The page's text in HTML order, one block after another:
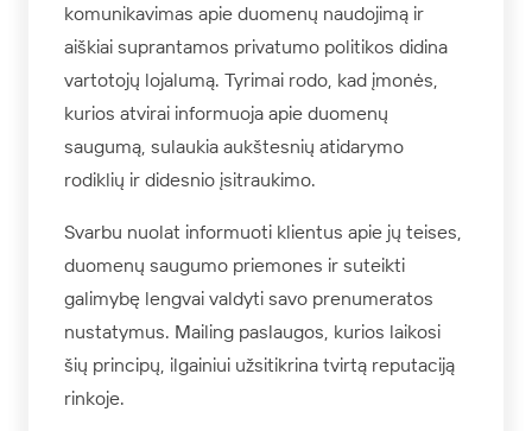
komunikavimas apie duomenų naudojimą ir
aiškiai suprantamos privatumo politikos didina
vartotojų lojalumą. Tyrimai rodo, kad įmonės,
kurios atvirai informuoja apie duomenų
saugumą, sulaukia aukštesnių atidarymo
rodiklių ir didesnio įsitraukimo.
Svarbu nuolat informuoti klientus apie jų teises,
duomenų saugumo priemones ir suteikti
galimybę lengvai valdyti savo prenumeratos
nustatymus. Mailing paslaugos, kurios laikosi
šių principų, ilgainiui užsitikrina tvirtą reputaciją
rinkoje.